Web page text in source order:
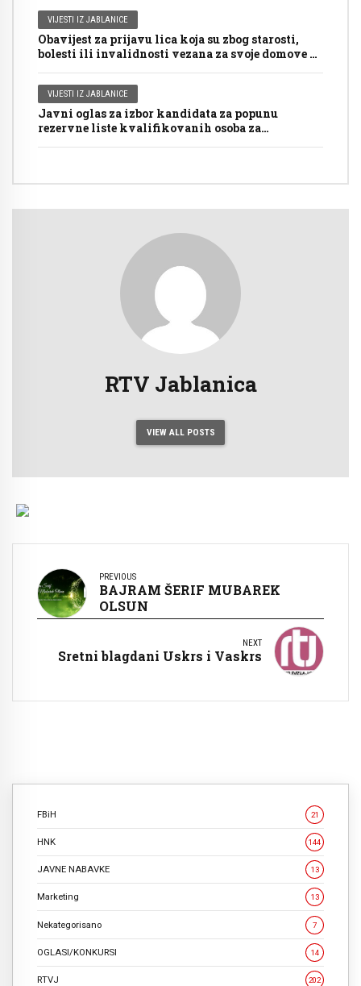
VIJESTI IZ JABLANICE
Obavijest za prijavu lica koja su zbog starosti,
bolesti ili invalidnosti vezana za svoje domove za
izborima 2026. godine
VIJESTI IZ JABLANICE
Javni oglas za izbor kandidata za popunu
rezervne liste kvalifikovanih osoba za
RTV Jablanica
VIEW ALL POSTS
PREVIOUS
BAJRAM ŠERIF MUBAREK
OLSUN
NEXT
Sretni blagdani Uskrs i Vaskrs
FBiH 21
HNK 144
JAVNE NABAVKE 13
Marketing 13
Nekategorisano 7
OGLASI/KONKURSI 14
RTVJ 202